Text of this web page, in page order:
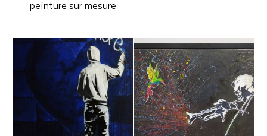
peinture sur mesure